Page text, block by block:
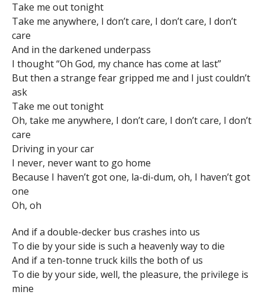
Take me out tonight
Take me anywhere, I don’t care, I don’t care, I don’t
care
And in the darkened underpass
I thought “Oh God, my chance has come at last”
But then a strange fear gripped me and I just couldn’t
ask
Take me out tonight
Oh, take me anywhere, I don’t care, I don’t care, I don’t
care
Driving in your car
I never, never want to go home
Because I haven’t got one, la-di-dum, oh, I haven’t got
one
Oh, oh
And if a double-decker bus crashes into us
To die by your side is such a heavenly way to die
And if a ten-tonne truck kills the both of us
To die by your side, well, the pleasure, the privilege is
mine